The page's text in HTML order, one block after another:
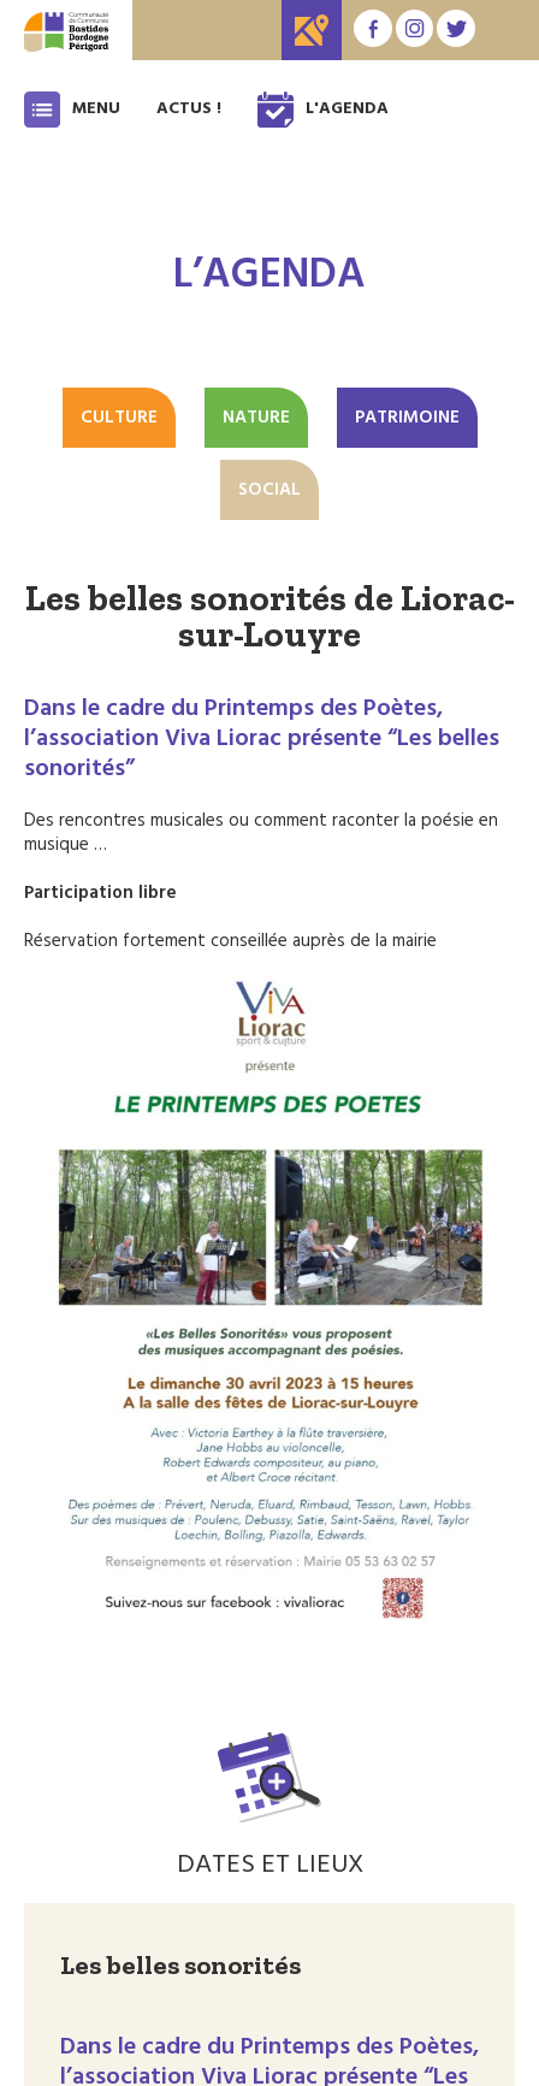
MENU ACTUS ! L'AGENDA
L’AGENDA
CULTURE NATURE PATRIMOINE
SOCIAL
Les belles sonorités de Liorac-
sur-Louyre
Dans le cadre du Printemps des Poètes,
l’association Viva Liorac présente “Les belles
sonorités”
Des rencontres musicales ou comment raconter la poésie en
musique …
Participation libre
Réservation fortement conseillée auprès de la mairie
DATES ET LIEUX
Les belles sonorités
Dans le cadre du Printemps des Poètes,
l’association Viva Liorac présente “Les